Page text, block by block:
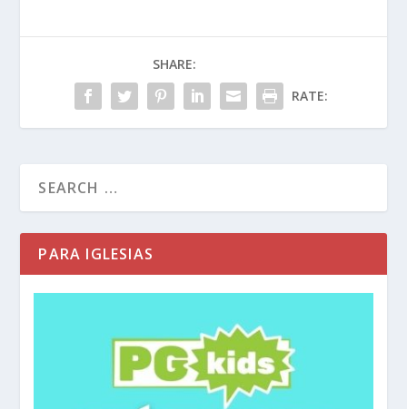
SHARE:
RATE:
PARA IGLESIAS